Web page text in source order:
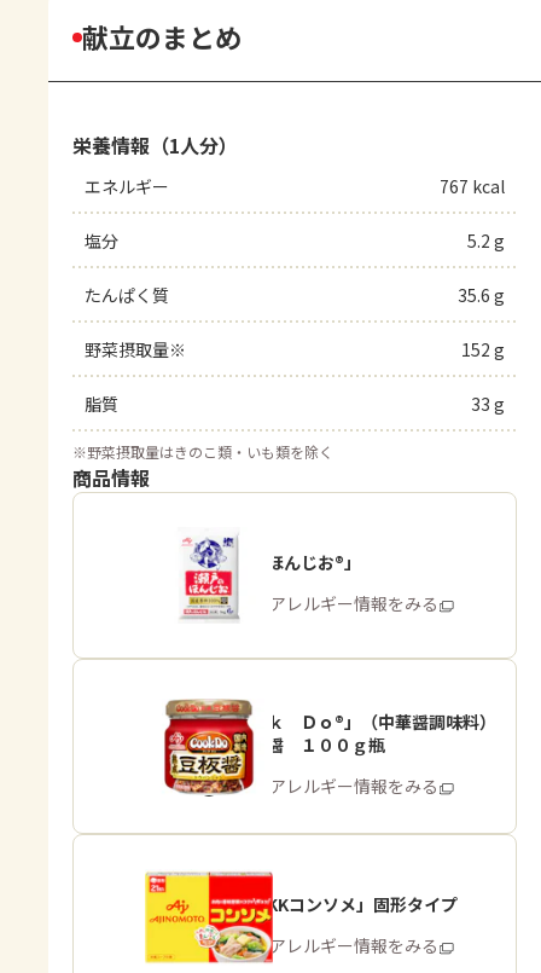
献立のまとめ
栄養情報（1人分）
エネルギー 767 kcal
塩分 5.2 g
たんぱく質 35.6 g
野菜摂取量※ 152 g
脂質 33 g
※野菜摂取量はきのこ類・いも類を除く
商品情報
「瀬戸のほんじお®」
商品・アレルギー情報をみる
「Ｃｏｏｋ Ｄｏ®」（中華醤調味料）
熟成豆板醤 １００ｇ瓶
商品・アレルギー情報をみる
「味の素KKコンソメ」固形タイプ
商品・アレルギー情報をみる